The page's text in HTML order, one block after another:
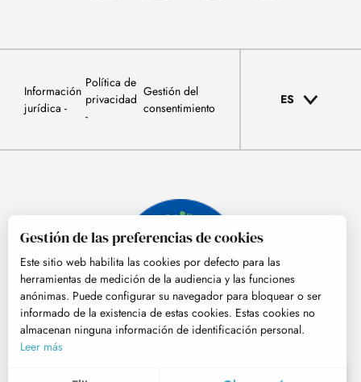
MENÚ
Información
jurídica
Política de
privacidad
Gestión del
consentimiento
ES
© Tourisme Hautes-Pyrénées
Gestión de las preferencias de cookies
Este sitio web habilita las cookies por defecto para las
herramientas de medición de la audiencia y las funciones
anónimas. Puede configurar su navegador para bloquear o ser
informado de la existencia de estas cookies. Estas cookies no
almacenan ninguna información de identificación personal.
Leer más